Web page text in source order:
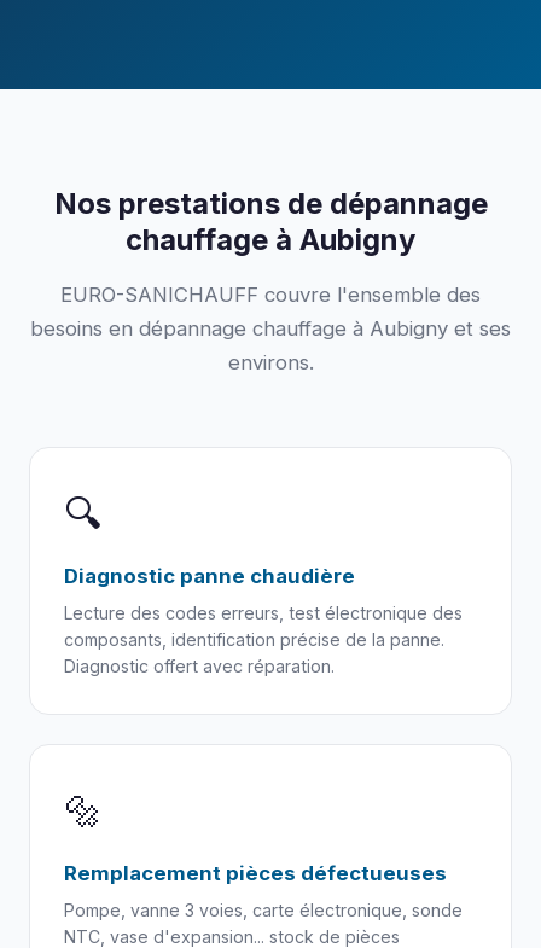
Nos prestations de dépannage
chauffage à Aubigny
EURO-SANICHAUFF couvre l'ensemble des
besoins en dépannage chauffage à Aubigny et ses
environs.
🔍
Diagnostic panne chaudière
Lecture des codes erreurs, test électronique des
composants, identification précise de la panne.
Diagnostic offert avec réparation.
🔩
Remplacement pièces défectueuses
Pompe, vanne 3 voies, carte électronique, sonde
NTC, vase d'expansion... stock de pièces